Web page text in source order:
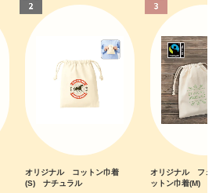
オリジナル コットン巾着
(S) ナチュラル
オリジナル フェア
ットン巾着(M) ナ